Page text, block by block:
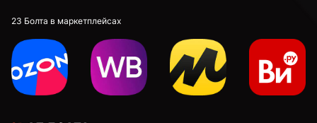
20 мм
22 мм
23 Болта в маркетплейсах